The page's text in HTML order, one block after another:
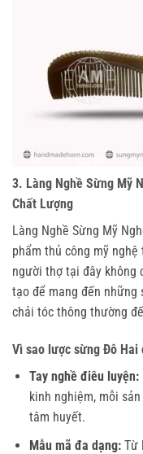
3. Làng Nghề Sừng Mỹ
Chất Lượng
Làng Nghề Sừng Mỹ
phẩm thủ công mỹ
người thợ tại đây không
tạo để mang đến những
chải tóc thông thường
Vì sao lược sừng Đô Hai
Tay nghề điêu luyện:
kinh nghiệm, mỗi
tâm huyết.
Mẫu mã đa dạng:Từ